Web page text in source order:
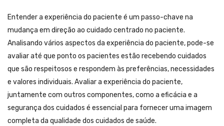
Entender a experiência do paciente é um passo-chave na
mudança em direção ao cuidado centrado no paciente.
Analisando vários aspectos da experiência do paciente, pode-se
avaliar até que ponto os pacientes estão recebendo cuidados
que são respeitosos e respondem às preferências, necessidades
e valores individuais. Avaliar a experiência do paciente,
juntamente com outros componentes, como a eficácia e a
segurança dos cuidados é essencial para fornecer uma imagem
completa da qualidade dos cuidados de saúde.